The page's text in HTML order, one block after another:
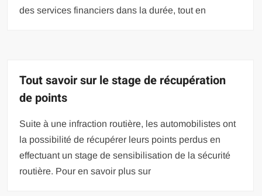
des services financiers dans la durée, tout en
Tout savoir sur le stage de récupération
de points
Suite à une infraction routière, les automobilistes ont
la possibilité de récupérer leurs points perdus en
effectuant un stage de sensibilisation de la sécurité
routière. Pour en savoir plus sur